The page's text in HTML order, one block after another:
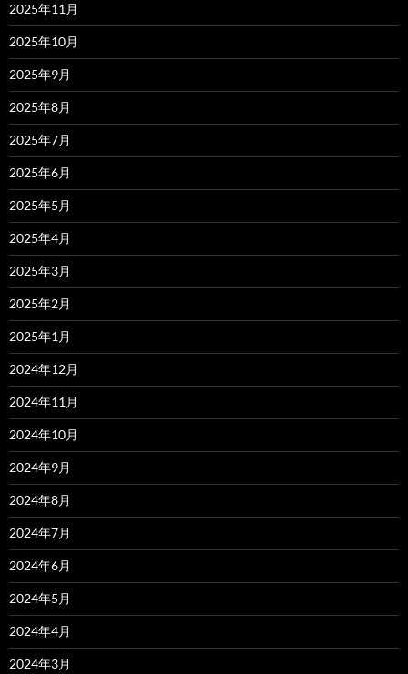
2025年11月
2025年10月
2025年9月
2025年8月
2025年7月
2025年6月
2025年5月
2025年4月
2025年3月
2025年2月
2025年1月
2024年12月
2024年11月
2024年10月
2024年9月
2024年8月
2024年7月
2024年6月
2024年5月
2024年4月
2024年3月